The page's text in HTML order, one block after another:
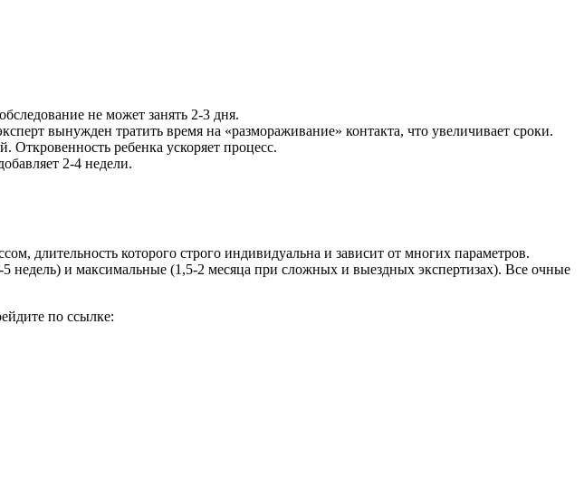
не может занять 2-3 дня.
вынужден тратить время на «размораживание» контакта, что увеличивает сроки.
Откровенность ребенка ускоряет процесс.
2-4 недели.
длительность которого строго индивидуальна и зависит от многих параметров.
недель) и максимальные (1,5-2 месяца при сложных и выездных экспертизах). Все очные
по ссылке: